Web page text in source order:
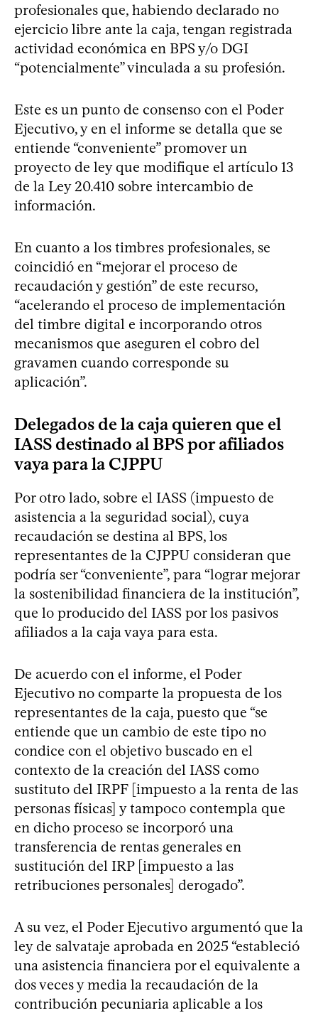
profesionales que, habiendo declarado no
ejercicio libre ante la caja, tengan registrada
actividad económica en BPS y/o DGI
“potencialmente” vinculada a su profesión.
Este es un punto de consenso con el Poder
Ejecutivo, y en el informe se detalla que se
entiende “conveniente” promover un
proyecto de ley que modifique el artículo 13
de la Ley 20.410 sobre intercambio de
información.
En cuanto a los timbres profesionales, se
coincidió en “mejorar el proceso de
recaudación y gestión” de este recurso,
“acelerando el proceso de implementación
del timbre digital e incorporando otros
mecanismos que aseguren el cobro del
gravamen cuando corresponde su
aplicación”.
Delegados de la caja quieren que el
IASS destinado al BPS por afiliados
vaya para la CJPPU
Por otro lado, sobre el IASS (impuesto de
asistencia a la seguridad social), cuya
recaudación se destina al BPS, los
representantes de la CJPPU consideran que
podría ser “conveniente”, para “lograr mejorar
la sostenibilidad financiera de la institución”,
que lo producido del IASS por los pasivos
afiliados a la caja vaya para esta.
De acuerdo con el informe, el Poder
Ejecutivo no comparte la propuesta de los
representantes de la caja, puesto que “se
entiende que un cambio de este tipo no
condice con el objetivo buscado en el
contexto de la creación del IASS como
sustituto del IRPF [impuesto a la renta de las
personas físicas] y tampoco contempla que
en dicho proceso se incorporó una
transferencia de rentas generales en
sustitución del IRP [impuesto a las
retribuciones personales] derogado”.
A su vez, el Poder Ejecutivo argumentó que la
ley de salvataje aprobada en 2025 “estableció
una asistencia financiera por el equivalente a
dos veces y media la recaudación de la
contribución pecuniaria aplicable a los